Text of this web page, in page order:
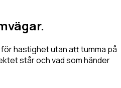
hastighet utan att tumma på
står och vad som händer